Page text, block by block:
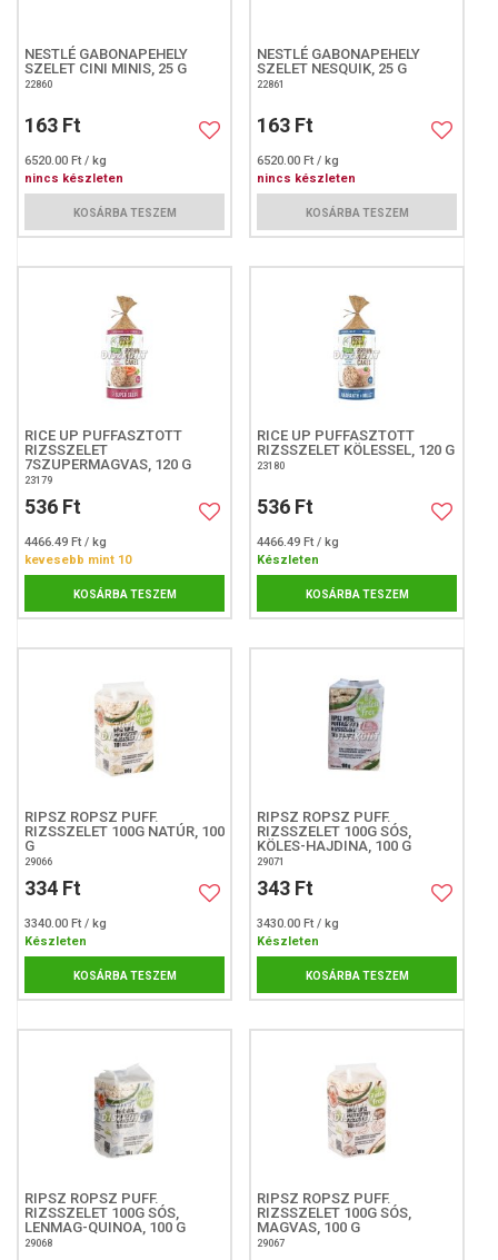
NESTLÉ GABONAPEHELY
SZELET CINI MINIS, 25 G
22860
163 Ft
6520.00 Ft / kg
nincs készleten
KOSÁRBA TESZEM
NESTLÉ GABONAPEHELY
SZELET NESQUIK, 25 G
22861
163 Ft
6520.00 Ft / kg
nincs készleten
KOSÁRBA TESZEM
RICE UP PUFFASZTOTT
RIZSSZELET
7SZUPERMAGVAS, 120 G
23179
536 Ft
4466.49 Ft / kg
kevesebb mint 10
KOSÁRBA TESZEM
RICE UP PUFFASZTOTT
RIZSSZELET KÖLESSEL, 120 G
23180
536 Ft
4466.49 Ft / kg
Készleten
KOSÁRBA TESZEM
RIPSZ ROPSZ PUFF.
RIZSSZELET 100G NATÚR, 100
G
29066
334 Ft
3340.00 Ft / kg
Készleten
KOSÁRBA TESZEM
RIPSZ ROPSZ PUFF.
RIZSSZELET 100G SÓS,
KÖLES-HAJDINA, 100 G
29071
343 Ft
3430.00 Ft / kg
Készleten
KOSÁRBA TESZEM
RIPSZ ROPSZ PUFF.
RIZSSZELET 100G SÓS,
LENMAG-QUINOA, 100 G
29068
RIPSZ ROPSZ PUFF.
RIZSSZELET 100G SÓS,
MAGVAS, 100 G
29067